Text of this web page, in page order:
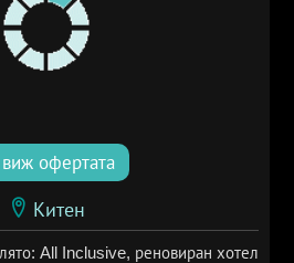
виж офертата
Китен
All Inclusive, реновиран хотел